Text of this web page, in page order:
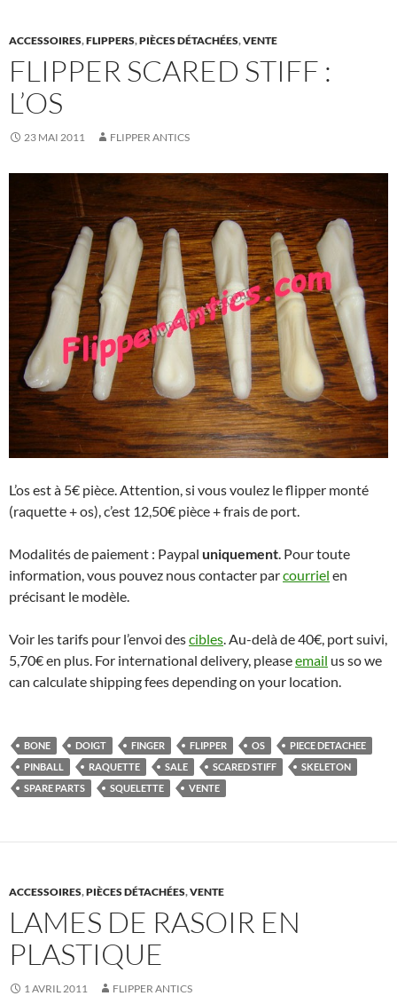
ACCESSOIRES,FLIPPERS,PIÈCES DÉTACHÉES,VENTE
FLIPPER SCARED STIFF :
L’OS
23 MAI 2011 FLIPPER ANTICS
L’os est à 5€ pièce. Attention, si vous voulez le flipper monté
(raquette + os), c’est 12,50€ pièce + frais de port.
Modalités de paiement : Paypal uniquement. Pour toute
information, vous pouvez nous contacter parcourriel en
précisant le modèle.
Voir les tarifs pour l’envoi descibles. Au-delà de 40€, port suivi,
5,70€ en plus. For international delivery, pleaseemail us so we
can calculate shipping fees depending on your location.
BONE DOIGT FINGER FLIPPER OS
PIECE DETACHEE
PINBALL
RAQUETTE SALE SCARED STIFF
SKELETON
SPARE PARTS
SQUELETTE VENTE
ACCESSOIRES,PIÈCES DÉTACHÉES,VENTE
LAMES DE RASOIR EN
PLASTIQUE
1 AVRIL 2011 FLIPPER ANTICS